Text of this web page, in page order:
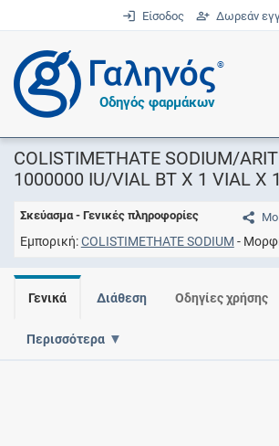
Είσοδος Δωρεάν
®
Οδηγός φαρμάκων
COLISTIMETHATE SODIUM/
1000000 IU/VIAL BT X 1 VIAL X
Σκεύασμα - Γενικές πληροφορίες
Εμπορική COLISTIMETHATE SODIUM
Γενικά Διάθεση Οδηγίες χρήσης
Περισσότερα